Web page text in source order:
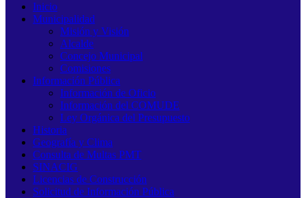
Inicio
Municipalidad
Misión y Visión
Alcalde
Concejo Municipal
Comisiones
Información Pública
Información de Oficio
Información del COMUDE
Ley Orgánica del Presupuesto
Historia
Geografía y Clima
Consulta de Multas PMT
SINACIG
Licencias de Construcción
Solicitud de Información Pública